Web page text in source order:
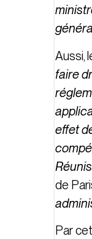
Aussi,
faire
effet
de
Par